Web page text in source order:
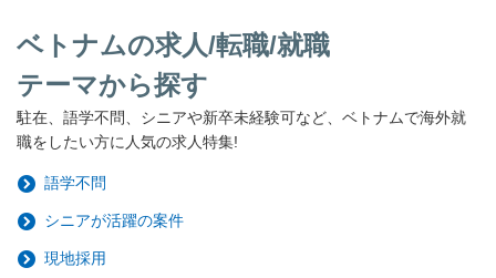
ベトナムの求人/転職/就職
テーマから探す
駐在、語学不問、シニアや新卒未経験可など、ベトナムで海外就
職をしたい方に人気の求人特集!
語学不問
シニアが活躍の案件
現地採用